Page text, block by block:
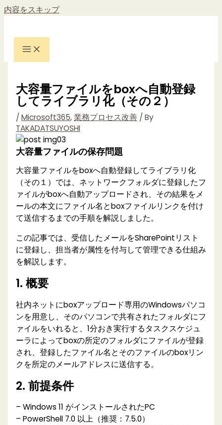
内容をスキップ
大容量ファイルをboxへ自動登録
してライブラリ化（その２）
/ Microsoft365,業務プロセス改善/ By
TAKADATSUYOSHI
大容量ファイルの保存問題
大容量ファイルをboxへ自動登録してライブラリ化
（その１）では、ネットワークフォルダに登録したフ
ァイルがboxへ自動アップロードされ、その結果をメ
ールの本文にファイル名とboxファイルリンクを付け
て送信するまでの手順を解説しました。
この記事では、受信したメールをSharePointリスト
に登録し、担当者が属性を付与して管理できる仕組み
を解説します。
1. 概要
社内ネットにboxアップロード専用のWindowsパソコ
ンを用意し、そのパソコンで共有されたフォルダにフ
ァイルをいれると、1分おき実行するタスクスケジュ
ーラによってboxの所定のフォルダにファイルが登録
され、登録したファイル名とそのファイルのboxリン
クを所定のメールアドレスに送信する。
2. 前提条件
– Windows 11 がインストールされたPC
– PowerShell 7.0 以上（推奨：7.5.0）